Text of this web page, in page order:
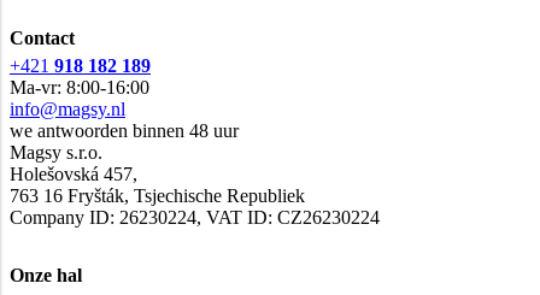
Contact
+421 918 182 189
Ma-vr: 8:00-16:00
info@magsy.nl
we antwoorden binnen 48 uur
Magsy s.r.o.
Holešovská 457,
763 16 Fryšták, Tsjechische Republiek
Company ID: 26230224, VAT ID: CZ26230224
Onze hal